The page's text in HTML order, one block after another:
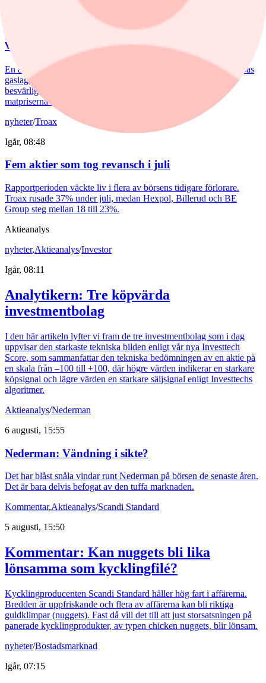
Hemberg: Energikris och ny inflationsvåg
väntar
En andra våg av dyra energipriser kan nå oss redan i höst. Europas
gaslager pekar i den riktningen. Samtidigt möter svenskarna
besvärligt höga elpriser, fyra kronor dyrare bensin och att
matpriserna tickar uppåt.
nyheter/Troax
Igår, 08:48
Fem aktier som tog revansch i juli
Rapportperioden väckte liv i flera av börsens tidigare förlorare.
Troax rusade 37% under juli, medan Hexpol, Billerud och BE
Group steg mellan 18 till 23%.
Aktieanalys
nyheter,Aktieanalys/Investor
Igår, 08:11
Analytikern: Tre köpvärda
investmentbolag
I den här artikeln lyfter vi fram de tre investmentbolag som i dag
uppvisar den starkaste tekniska bilden enligt vår nya Investtech
Score, som sammanfattar den tekniska bedömningen av en aktie på
en skala från –100 till +100, där högre värden indikerar en starkare
köpsignal och lägre värden en starkare säljsignal enligt Investtechs
algoritmer.
Aktieanalys/Nederman
6 augusti, 15:55
Nederman: Vändning i sikte?
Det har blåst snåla vindar runt Nederman på börsen de senaste åren.
Det är bara delvis befogat av den tuffa marknaden.
Kommentar,Aktieanalys/Scandi Standard
5 augusti, 15:50
Kommentar: Kan nuggets bli lika
lönsamma som kycklingfilé?
Kycklingproducenten Scandi Standard håller hög fart i affärerna.
Bredden är uppfriskande och flera av affärerna kan bli riktiga
guldklimpar (nuggets). Fast då vill det till att just storsatsningen på
panerade kycklingprodukter, av typen chicken nuggets, blir lönsam.
nyheter/Bostadsmarknad
Igår, 07:15